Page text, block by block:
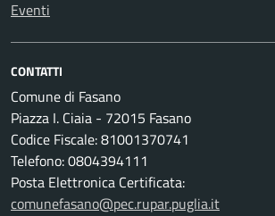
Eventi
CONTATTI
Comune di Fasano
Piazza I. Ciaia - 72015 Fasano
Codice Fiscale: 81001370741
Telefono: 0804394111
Posta Elettronica Certificata:
comunefasano@pec.rupar.puglia.it